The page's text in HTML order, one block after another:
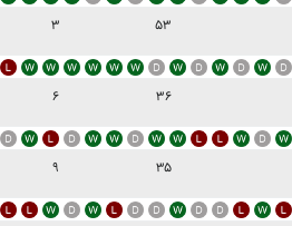
۳ ۵۳
۶ ۳۶
۹ ۳۵